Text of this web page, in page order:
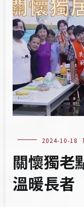
2024-10-18
關懷獨老
溫暖長者